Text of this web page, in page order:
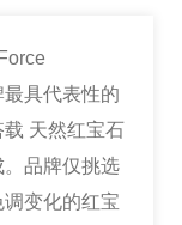
具代表性的
天然红宝石
品牌仅挑选
变化的红宝